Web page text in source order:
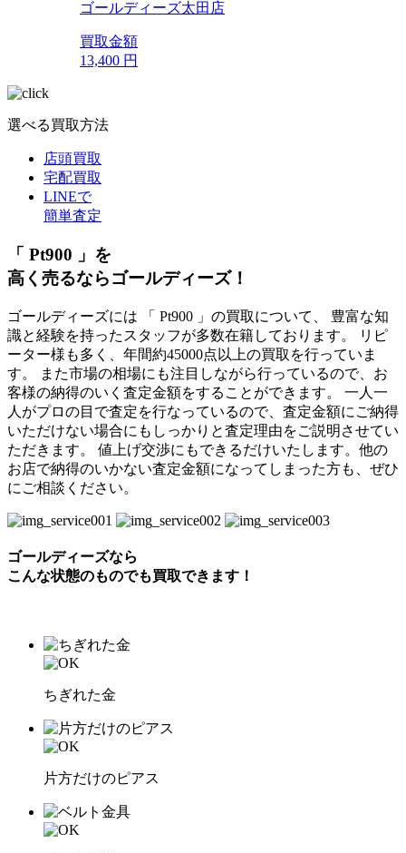
ゴールディーズ太田店
買取金額
13,400 円
選べる買取方法
店頭買取
宅配買取
LINEで
簡単査定
「 Pt900 」を
高く売るならゴールディーズ！
ゴールディーズには 「 Pt900 」の買取について、 豊富な知
識と経験を持ったスタッフが多数在籍しております。 リピ
ーター様も多く、年間約45000点以上の買取を行っていま
す。 また市場の相場にも注目しながら行っているので、お
客様の納得のいく査定金額をすることができます。 一人一
人がプロの目で査定を行なっているので、査定金額にご納得
いただけない場合にもしっかりと査定理由をご説明させてい
ただきます。 値上げ交渉にもできるだけいたします。他の
お店で納得のいかない査定金額になってしまった方も、ぜひ
にご相談ください。
ゴールディーズなら
こんな状態のものでも買取できます！
ちぎれた金
片方だけのピアス